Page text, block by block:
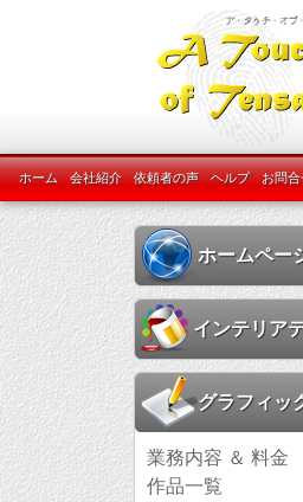
ホーム 会社紹介 依頼者の声 ヘルプ お問合
ホームペー
インテリア
グラフィッ
業務内容 ＆ 料金
作品一覧